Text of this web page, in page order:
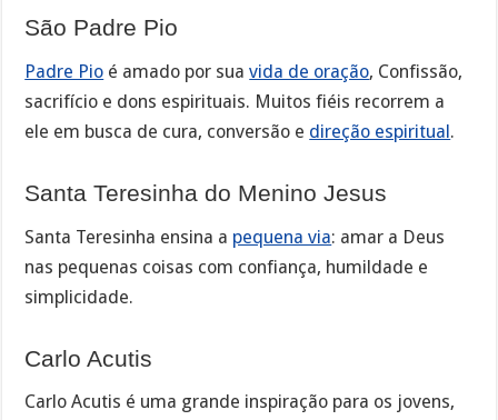
São Padre Pio
Padre Pio é amado por suavida de oração, Confissão,
sacrifício e dons espirituais. Muitos fiéis recorrem a
ele em busca de cura, conversão e direção espiritual.
Santa Teresinha do Menino Jesus
Santa Teresinha ensina a pequena via: amar a Deus
nas pequenas coisas com confiança, humildade e
simplicidade.
Carlo Acutis
Carlo Acutis é uma grande inspiração para os jovens,